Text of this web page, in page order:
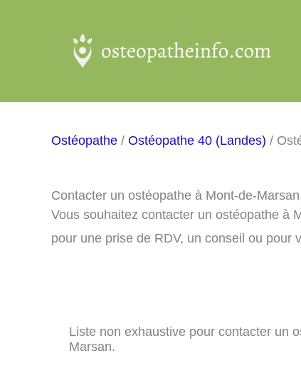
Ostéopathe / Ostéopathe 40 (Landes) /
Contacter un ostéopathe à Mont-de-
Vous souhaitez contacter un ostéopathe à
pour une prise de RDV, un conseil ou pour
Liste non exhaustive pour contacter un
Marsan.